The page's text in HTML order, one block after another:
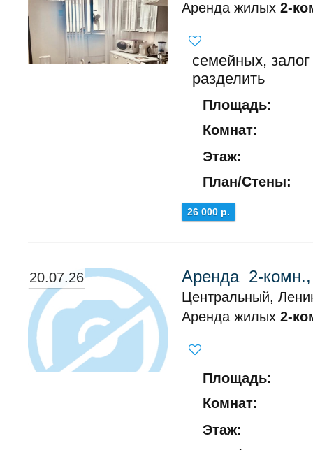
Аренда жилых 2-
семейных,
разделить
Площадь:
Комнат:
Этаж:
План/Стены:
26 000 р.
20.07.26 Аренда 2-
Центральный,
Аренда жилых 2-
Площадь:
Комнат:
Этаж: